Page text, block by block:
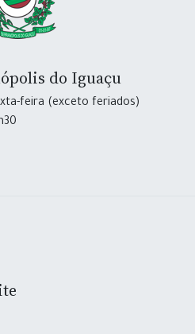
do Iguaçu
feira (exceto feriados)